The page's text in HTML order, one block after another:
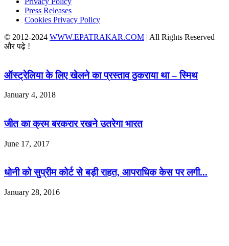
Press Releases
Cookies Privacy Policy
© 2012-2024 WWW.EPATRAKAR.COM | All Rights Reserved
और पढ़े !
ऑस्ट्रेलिया के लिए खेलने का प्रस्ताव ठुकराया था – स्मिथ
January 4, 2018
जीत का क्रम बरकरार रखने उतरेगा भारत
June 17, 2017
धोनी को सुप्रीम कोर्ट से बड़ी राहत, आपराधिक केस पर लगी...
January 28, 2016